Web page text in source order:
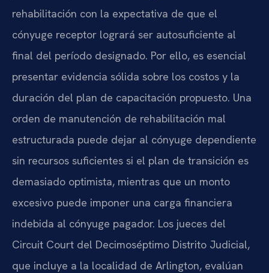
rehabilitación con la expectativa de que el
cónyuge receptor logrará ser autosuficiente al
final del período designado. Por ello, es esencial
presentar evidencia sólida sobre los costos y la
duración del plan de capacitación propuesto. Una
orden de manutención de rehabilitación mal
estructurada puede dejar al cónyuge dependiente
sin recursos suficientes si el plan de transición es
demasiado optimista, mientras que un monto
excesivo puede imponer una carga financiera
indebida al cónyuge pagador. Los jueces del
Circuit Court del Decimoséptimo Distrito Judicial,
que incluye a la localidad de Arlington, evalúan